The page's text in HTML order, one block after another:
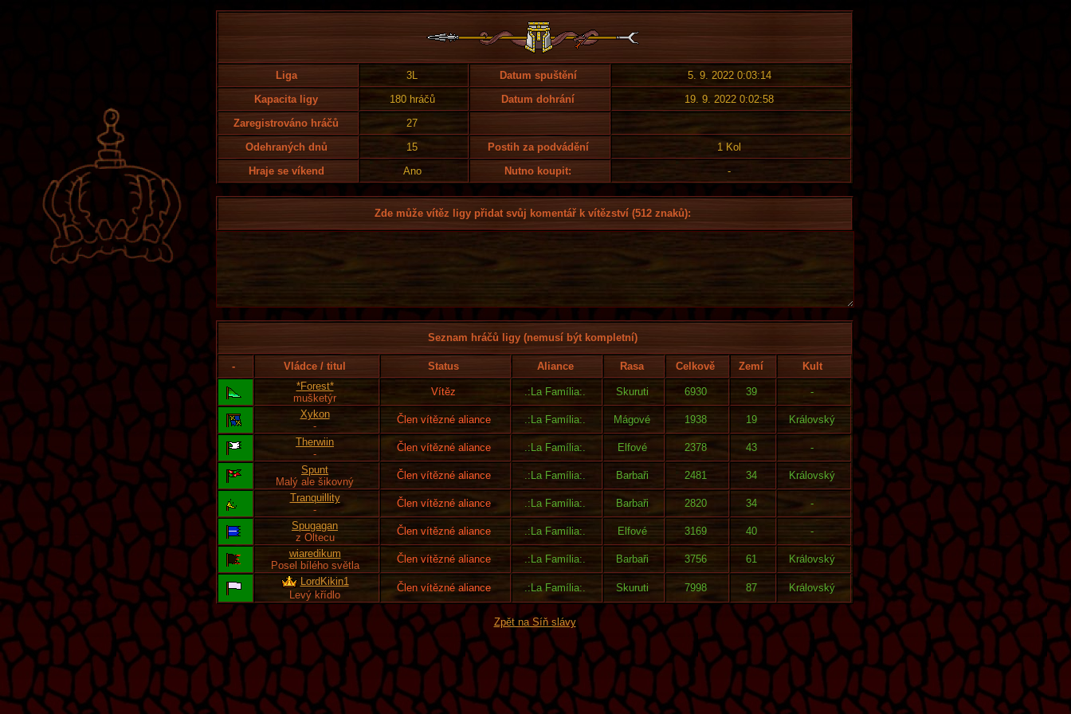
Liga 3L Datum spuštění
5. 9. 2022 0:03:14
Kapacita ligy
180 hráčů Datum dohrání
19. 9. 2022 0:02:58
Zaregistrováno hráčů
27
Odehraných dnů
15 Postih za podvádění
1 Kol
Hraje se víkend
Ano Nutno koupit: -
Zde může vítěz ligy přidat svůj komentář k vítězství (512 znaků):
Seznam hráčů ligy (nemusí být kompletní)
- Vládce / titul Status Aliance Rasa Celkově Zemí
Kult
*Forest*
mušketýr
Vítěz .:La Família:. Skuruti 6930 39
-
Xykon
-
Člen vítězné aliance .:La Família:. Mágové 1938 19
Královský
Therwiin
-
Člen vítězné aliance .:La Família:. Elfové 2378 43
-
Spunt
Malý ale šikovný
Člen vítězné aliance .:La Família:. Barbaři 2481 34
Královský
Tranquillity
-
Člen vítězné aliance .:La Família:. Barbaři 2820 34
-
Spugagan
z Oltecu
Člen vítězné aliance .:La Família:. Elfové 3169 40
-
wiaredikum
Posel bílého světla
Člen vítězné aliance .:La Família:. Barbaři 3756 61
Královský
LordKikin1
Levý křídlo
Člen vítězné aliance .:La Família:. Skuruti 7998 87 Královský
Zpět na Síň slávy